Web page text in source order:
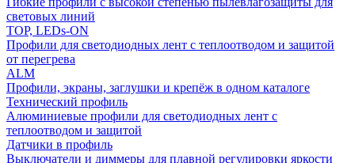
световых линий
TOP, LEDs-ON
Профили для светодиодных лент с теплоотводом и защитой
от перегрева
ALM
Профили, экраны, заглушки и крепёж в одном каталоге
Технический профиль
Алюминиевые профили для светодиодных лент с
теплоотводом и защитой
Датчики в профиль
Выключатели и диммеры для плавной регулировки яркости